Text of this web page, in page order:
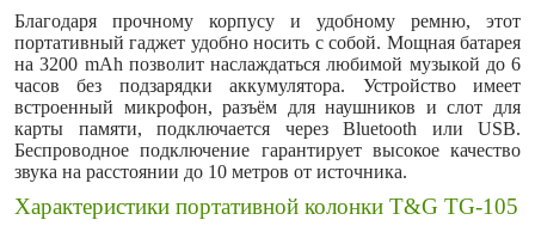
Благодаря прочному корпусу и удобному ремню, этот
портативный гаджет удобно носить с собой. Мощная батарея
на 3200 mAh позволит наслаждаться любимой музыкой до 6
часов без подзарядки аккумулятора. Устройство имеет
встроенный микрофон, разъём для наушников и слот для
карты памяти, подключается через Bluetooth или USB.
Беспроводное подключение гарантирует высокое качество
звука на расстоянии до 10 метров от источника.
Характеристики портативной колонки T&G TG-105